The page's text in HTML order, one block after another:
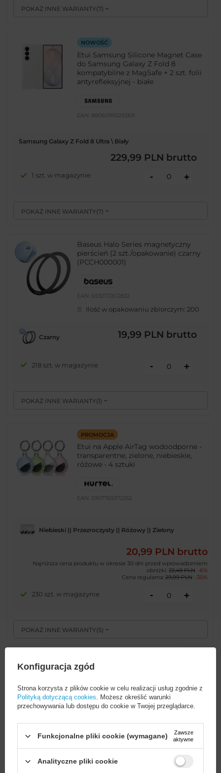
POKAŻ INNE WARIANTY(7)
NOWOŚĆ
Etui Samsung Silicone Magnet Case
do Samsung Galaxy Z Fold 8
kompatybilne z MagSafe + 2 szt. folii
antyrefleksyjnej - białe
EAN: 8806099229269
POKAŻ INNE WARIANTY(7)
Samsung Galaxy Z Fold 8 Ultra \ Biały
229,99 PLN brutto
1 szt. w magazynie - +
Baseus Halo Series magnetyczny
pierścień (2 szt./opakowanie) czarny
(PCCH000001)
EAN: 6932172612832
Ilość w opakowaniu zbiorczym: 200
POKAŻ INNE WARIANTY( 1)
Czarny 19,99 PLN brutto
218 szt. w magazynie - +
PROMOCJA
Etui na Apple AirTag wodoodporne -
transparentne, zielone, niebieskie,
różowe - 4 sztuki
EAN: 5907769372353
POKAŻ INNE WARIANTY(5)
Niebieski || Przezroczysty || Różowy || Zielony
20,99 PLN brutto
Najniższa cena produktu w okresie 30 dni przed wprowadzeniem
obniżki: 22,48 PLN -6%
Cena regularna: 29,99 PLN -30%
230 szt. w magazynie - +
Etui Tech-Protect MagMat MagSafe
na iPhone 17 - przezroczysto-
uniwersalny 39,00 PLN brutto
1 szt. w magazynie
+ 894 szt. na zamówienie
+
Konfiguracja zgód
Strona korzysta z plików cookie w celu realizacji usług zgodnie z
Polityką dotyczącą cookies . Możesz określić warunki
przechowywania lub dostępu do cookie w Twojej przeglądarce.
Funkcjonalne pliki cookie (wymagane)
Zawsze
aktywne
Analityczne pliki cookie